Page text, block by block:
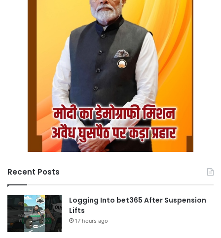
Recent Posts
Logging Into bet365 After Suspension
Lifts
17 hours ago